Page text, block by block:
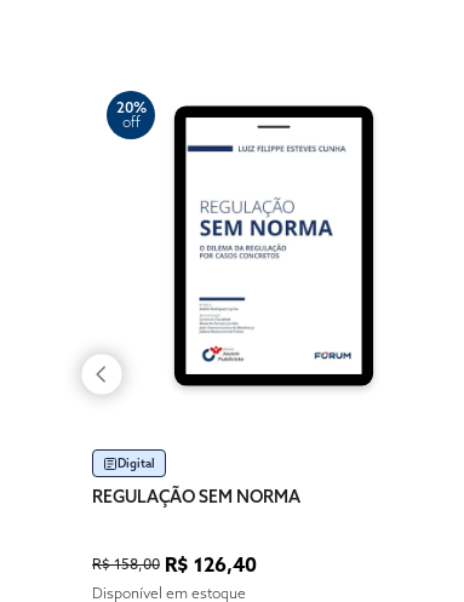
20%
off
Digital
REGULAÇÃO SEM NORMA
R$ 158,00 R$ 126,40
Disponível em estoque